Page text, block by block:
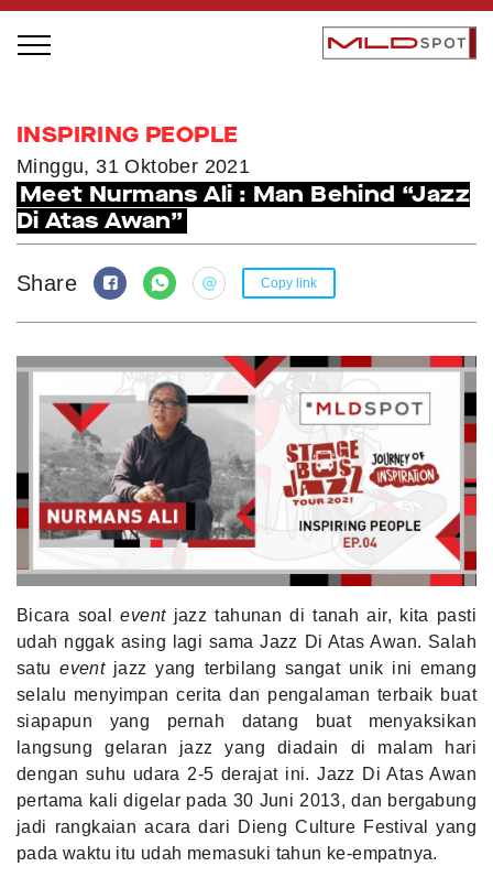
LOCAL GREATNESS
INSPIRING PEOPLE
INSPIRING PRODUCTS
INSPIRING PLACES
INSPIRING COMMUNITIES
TRENDING
EVENTS
MLDPODCAST
VIDEOS
MLDPOINTS
INSPIRING PEOPLE
Minggu, 31 Oktober 2021
Meet Nurmans Ali : Man Behind “Jazz
Di Atas Awan”
Share Copy link
Bicara soaleventjazz tahunan di tanah air, kita pasti
udah nggak asing lagi sama Jazz Di Atas Awan. Salah
satueventjazz yang terbilang sangat unik ini emang
selalu menyimpan cerita dan pengalaman terbaik buat
siapapun yang pernah datang buat menyaksikan
langsung gelaran jazz yang diadain di malam hari
dengan suhu udara 2-5 derajat ini. Jazz Di Atas Awan
pertama kali digelar pada 30 Juni 2013, dan bergabung
jadi rangkaian acara dari Dieng Culture Festival yang
pada waktu itu udah memasuki tahun ke-empatnya.